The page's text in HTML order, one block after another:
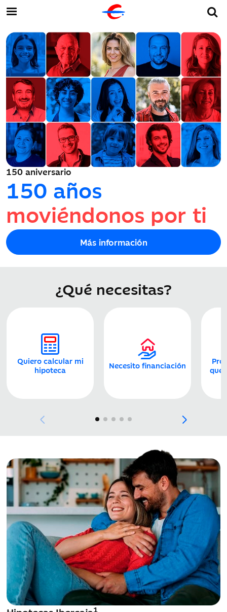
150 aniversario
150 años
moviéndonos por ti
Más información
¿Qué necesitas?
Quiero calcular mi
hipoteca
Necesito financiación
que
1